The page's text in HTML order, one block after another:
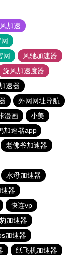
加速
网
风驰加速器
旋风加速度器
速器
外网网址导航
漫画
小美
加速器app
老佛爷加速器
水母加速器
器
快连vp
加速器
加速器
纸飞机加速器